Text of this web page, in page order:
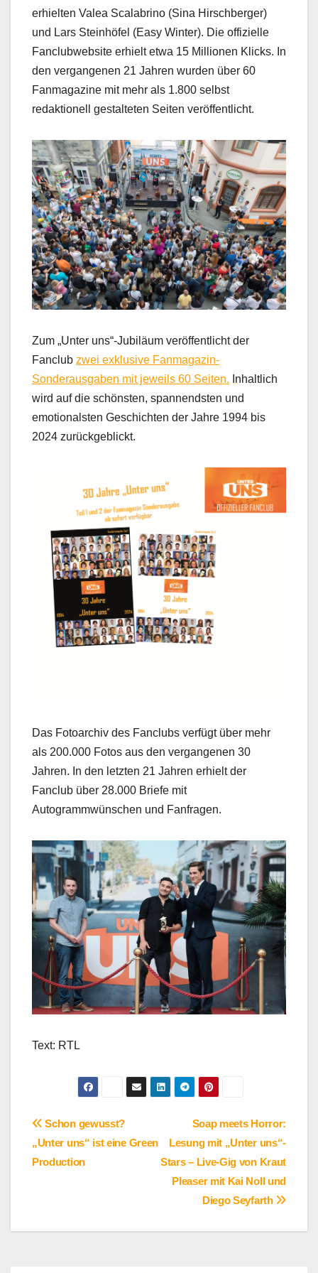
erhielten Valea Scalabrino (Sina Hirschberger)
und Lars Steinhöfel (Easy Winter). Die offizielle
Fanclubwebsite erhielt etwa 15 Millionen Klicks. In
den vergangenen 21 Jahren wurden über 60
Fanmagazine mit mehr als 1.800 selbst
redaktionell gestalteten Seiten veröffentlicht.
Zum „Unter uns“-Jubiläum veröffentlicht der
Fanclub zwei exklusive Fanmagazin-
Sonderausgaben mit jeweils 60 Seiten. Inhaltlich
wird auf die schönsten, spannendsten und
emotionalsten Geschichten der Jahre 1994 bis
2024 zurückgeblickt.
Das Fotoarchiv des Fanclubs verfügt über mehr
als 200.000 Fotos aus den vergangenen 30
Jahren. In den letzten 21 Jahren erhielt der
Fanclub über 28.000 Briefe mit
Autogrammwünschen und Fanfragen.
Text: RTL
BeitragsnavigationSoap meets Horror:
Lesung mit „Unter uns“-
Stars – Live-Gig von Kraut
Pleaser mit Kai Noll und
Diego Seyfarth
Schon gewusst?
„Unter uns“ ist eine Green
Production